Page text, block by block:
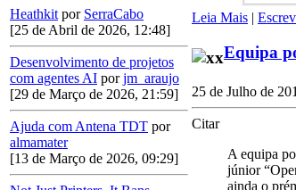
Heathkit por SerraCabo
[25 de Abril de 2026, 12:48]
Desenvolvimento de projetos
com agentes AI porjm_araujo
[29 de Março de 2026, 21:59]
Ajuda com Antena TDT por
almamater
[13 de Março de 2026, 09:29]
Leia Mais |
Equipa
25 de Julho de
Citar
A equipa
júnior
ainda o